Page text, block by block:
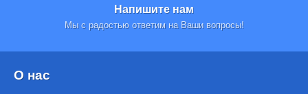
Напишите нам
Мы с радостью ответим на Ваши вопросы!
О нас